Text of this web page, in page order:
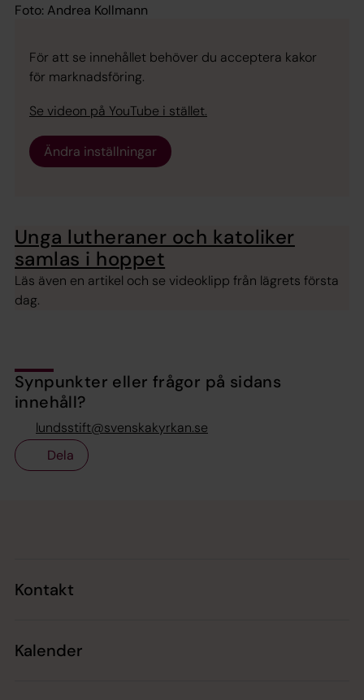
Foto: Andrea Kollmann
För att se innehållet behöver du acceptera kakor
för marknadsföring.
Se videon på YouTube i stället.
Ändra inställningar
Unga lutheraner och katoliker
samlas i hoppet
Läs även en artikel och se videoklipp från lägrets första
dag.
Synpunkter eller frågor på sidans
innehåll?
lundsstift@svenskakyrkan.se
Dela
Kontakt
Kalender